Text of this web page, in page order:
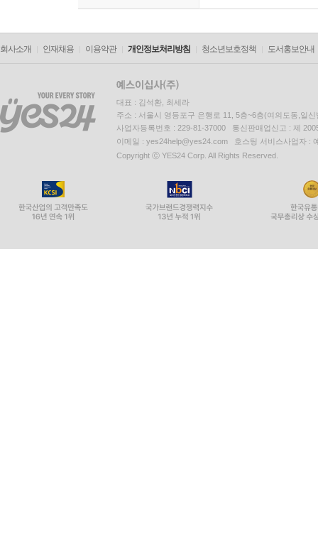
회사소개 인재채용 이용약관 개인정보처리방침 청소년보호정책 도서홍보안내
대표 : 김석환, 최세라
주소 : 서울시 영등포구 은행로 11, 5층~6층(여의도동,일신
사업자등록번호 : 229-81-37000 통신판매업신고 : 제
이메일 : yes24help@yes24.com 호스팅 서비스사업자 :
Copyright ⓒ YES24 Corp. All Rights Reserved.